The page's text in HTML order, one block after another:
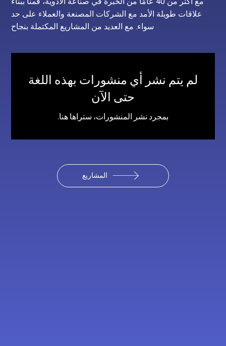
علاقات طويلة الأمد مع الشركات المصنعة والعملاء على حد
سواء. مع العديد من المشاريع المكتملة بنجاح
لم يتم نشر أي منشورات بهذه اللغة
حتى الآن
بمجرد نشر المنشورات، ستراها هنا.
المشاريع